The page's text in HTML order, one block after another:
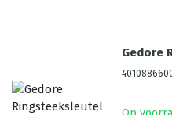
Gedore